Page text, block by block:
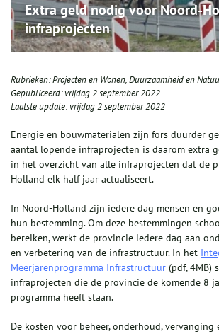
Extra geld nodig voor Noord-
infraprojecten
Rubrieken:Projecten en Wonen,Duurzaamheid en
Gepubliceerd:vrijdag 2 september 2022
Laatste update:vrijdag 2 september 2022
Energie en bouwmaterialen zijn fors duurder
aantal lopende infraprojecten is daarom extra
in het overzicht van alle infraprojecten dat de
Holland elk half jaar actualiseert.
In Noord-Holland zijn iedere dag mensen en
hun bestemming. Om deze bestemmingen
bereiken, werkt de provincie iedere dag aan
en verbetering van de infrastructuur. In het
Meerjarenprogramma Infrastructuur (pdf, 4MB)
infraprojecten die de provincie de komende 8
programma heeft staan.
De kosten voor beheer, onderhoud, vervanging